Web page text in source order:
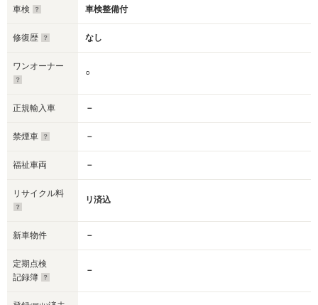
車検 車検整備付
修復歴 なし
ワンオーナー
○
正規輸入車 －
禁煙車 －
福祉車両 －
リサイクル料
リ済込
新車物件 －
定期点検
記録簿
－